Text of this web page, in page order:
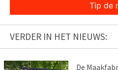
Tip de
VERDER IN HET NIEUWS:
De